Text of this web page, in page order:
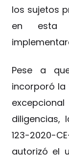
los sujetos
en esta
Pese a
incorporó la
diligencias,
123-2020-
autorizó el